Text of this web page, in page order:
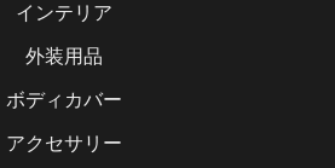
インテリア
外装用品
ボディカバー
アクセサリー